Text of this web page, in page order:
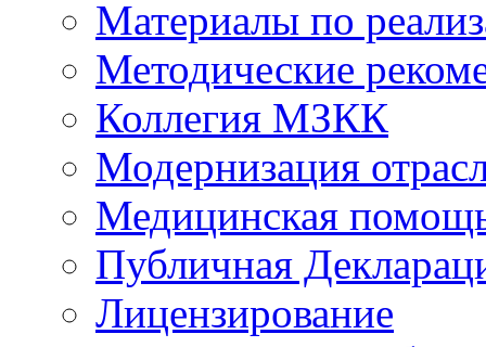
Материалы по
Методические
Коллегия МЗКК
Модернизация
Медицинская
Публичная
Лицензирование